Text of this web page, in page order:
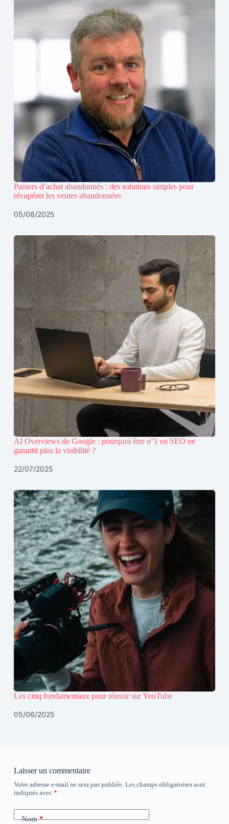
Paniers d’achat abandonnés : des solutions simples pour
récupérer les ventes abandonnées
05/08/2025
AI Overviews de Google : pourquoi être n°1 en SEO ne
garantit plus la visibilité ?
22/07/2025
Les cinq fondamentaux pour réussir sur YouTube
05/06/2025
Laisser un commentaire
Votre adresse e-mail ne sera pas publiée. Les champs obligatoires sont
indiqués avec *
Nom*